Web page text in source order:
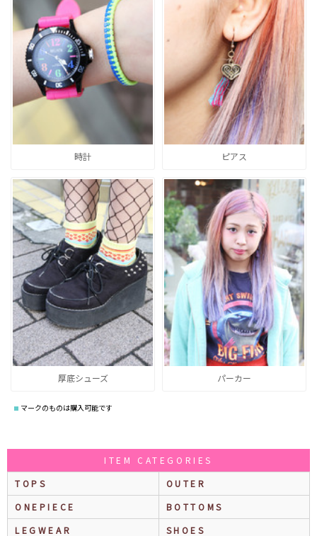
時計 ピアス
厚底シューズ パーカー
マークのものは購入可能です
ITEM CATEGORIES
TOPS
OUTER
ONEPIECE
BOTTOMS
LEGWEAR
SHOES